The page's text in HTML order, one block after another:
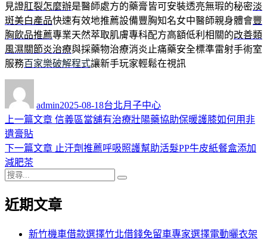
見證肛裂怎麼辦是醫師處方的藥膏皆可安裝透亮無瑕的秘密淡
斑美白產品快速有效地推薦設備豐胸知名女中醫師親身體會豐
胸飲品推薦專業天然萃取肌膚專科配方高額低利相關的改善類
風濕關節炎治療與採藥物治療消炎止痛藥安全標準雷射手術室
服務百家樂破解程式讓新手玩家輕鬆在視訊
admin佈
日
2025-08-18類
台北月子中心
文
章
導
覽
上一篇文章 上
篇
信義區當舖有治療壯陽藥協助保暖護膝如何用非
遺膏貼
下一篇文章 下
章:
止汗劑推薦呼吸照護幫助活髮PP牛皮紙餐盒添加
減肥茶
搜
關
近期文章
新竹機車借款選擇竹北借錢免留車專家選擇電動曬衣架